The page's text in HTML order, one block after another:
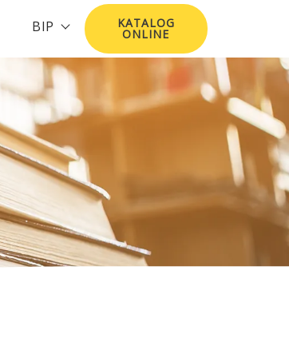
BIP KATALOG
ONLINE